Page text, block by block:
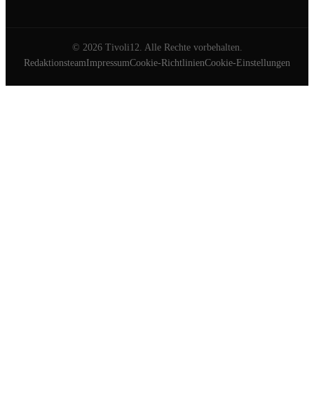
© 2026Tivoli12. Alle Rechte vorbehalten.
RedaktionsteamImpressumCookie-RichtlinienCookie-Einstellungen